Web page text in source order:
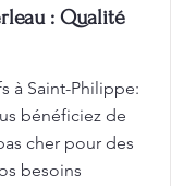
: Qualité
à Saint-Philippe:
bénéficiez de
cher pour des
besoins